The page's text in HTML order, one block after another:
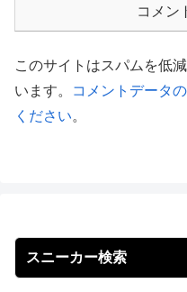
コメン
このサイトはスパムを低
います。
コメントデータ
ください。
スニーカー検索